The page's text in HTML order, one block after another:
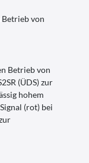
Betrieb von
Betrieb von
(ÜDS) zur
hohem
(rot) bei